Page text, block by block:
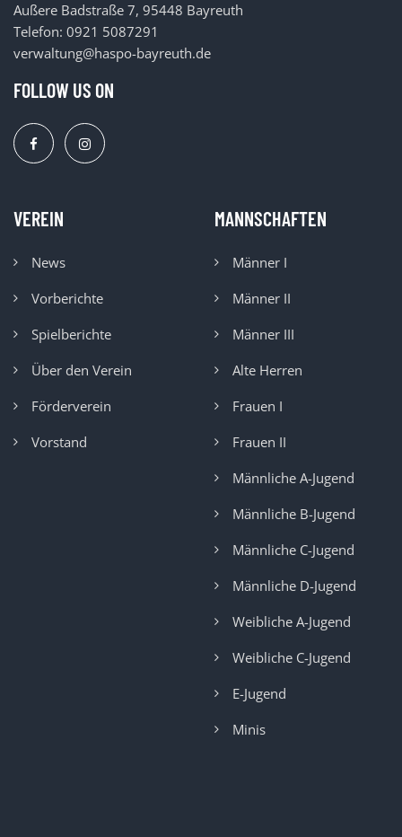
Außere Badstraße 7, 95448 Bayreuth
Telefon: 0921 5087291
verwaltung@haspo-bayreuth.de
FOLLOW US ON
VEREIN
News
Vorberichte
Spielberichte
Über den Verein
Förderverein
Vorstand
MANNSCHAFTEN
Männer I
Männer II
Männer III
Alte Herren
Frauen I
Frauen II
Männliche A-Jugend
Männliche B-Jugend
Männliche C-Jugend
Männliche D-Jugend
Weibliche A-Jugend
Weibliche C-Jugend
E-Jugend
Minis